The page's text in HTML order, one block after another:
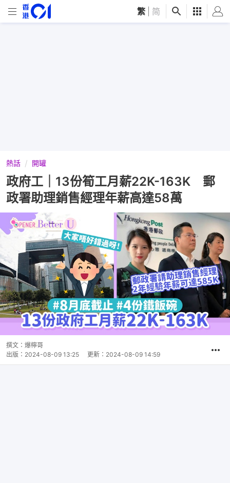
繁 简
熱話 開罐
政府工｜13份筍工月薪22K-163K 郵
政署助理銷售經理年薪高達58萬
撰文： 爆檸哥
出版： 2024-08-09 13:25 更新： 2024-08-09 14:59